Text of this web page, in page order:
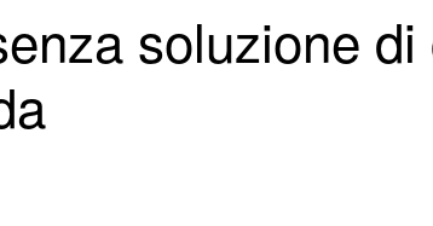
soluzione